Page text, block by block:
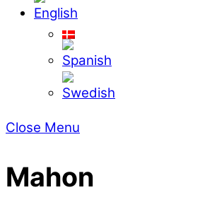
Close Menu
Mahon